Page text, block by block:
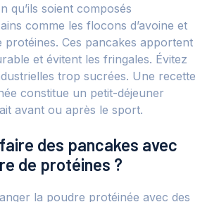
qu’ils soient composés
comme les flocons d’avoine et
protéines. Ces pancakes apportent
et évitent les fringales. Évitez
trop sucrées. Une recette
constitue un petit-déjeuner
avant ou après le sport.
des pancakes avec
de protéines ?
la poudre protéinée avec des